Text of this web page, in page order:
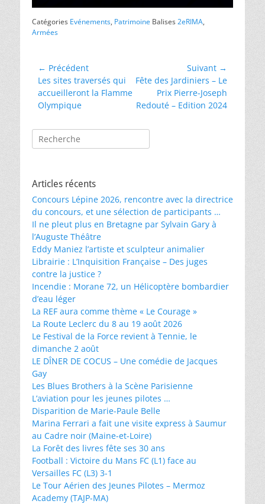
Catégories Evénements, Patrimoine Balises2eRIMA,
Armées
Navigation
de
l’article
← Précédent
Article
précédent :
Les sites traversés qui
accueilleront la Flamme
Olympique
Suivant →
Article
suivant :
Fête des Jardiniers – Le
Prix Pierre-Joseph
Redouté – Edition 2024
Rechercher :
Articles récents
Concours Lépine 2026, rencontre avec la directrice
du concours, et une sélection de participants …
Il ne pleut plus en Bretagne par Sylvain Gary à
l’Auguste Théâtre
Eddy Maniez l’artiste et sculpteur animalier
Librairie : L’Inquisition Française – Des juges
contre la justice ?
Incendie : Morane 72, un Hélicoptère bombardier
d’eau léger
La REF aura comme thème « Le Courage »
La Route Leclerc du 8 au 19 août 2026
Le Festival de la Force revient à Tennie, le
dimanche 2 août
LE DÎNER DE COCUS – Une comédie de Jacques
Gay
Les Blues Brothers à la Scène Parisienne
L’aviation pour les jeunes pilotes …
Disparition de Marie-Paule Belle
Marina Ferrari a fait une visite express à Saumur
au Cadre noir (Maine-et-Loire)
La Forêt des livres fête ses 30 ans
Football : Victoire du Mans FC (L1) face au
Versailles FC (L3) 3-1
Le Tour Aérien des Jeunes Pilotes – Mermoz
Academy (TAJP-MA)